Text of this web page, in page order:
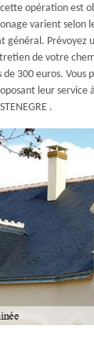
opération est
varient selon
général. Prévoyez
de votre
de 300 euros.
leur service
.